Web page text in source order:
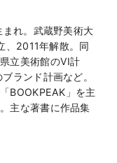
れ。武蔵野美術大
、2011年解散。同
立美術館のVI計
ランド計画など。
BOOKPEAK」を主
主な著書に作品集